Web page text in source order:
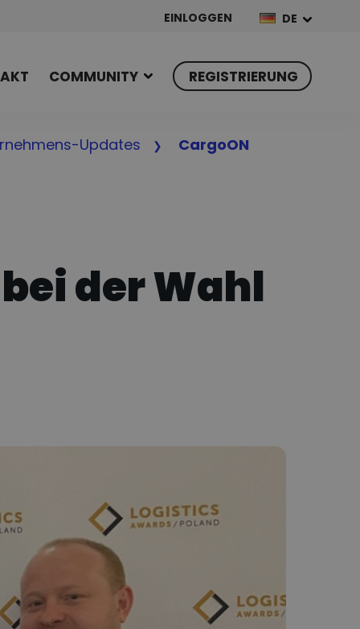
EINLOGGEN DE
COMMUNITY REGISTRIERUNG
Updates
CargoON
der Wahl